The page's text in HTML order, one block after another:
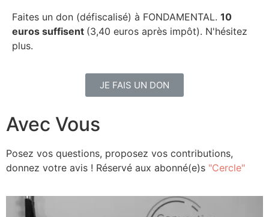
Faites un don (défiscalisé) à FONDAMENTAL. 10
euros suffisent (3,40 euros après impôt). N'hésitez
plus.
JE FAIS UN DON
Avec Vous
Posez vos questions, proposez vos contributions,
donnez votre avis ! Réservé aux abonné(e)s "Cercle"